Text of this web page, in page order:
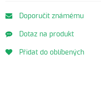
Doporučit známému
Dotaz na produkt
Přidat do oblíbených